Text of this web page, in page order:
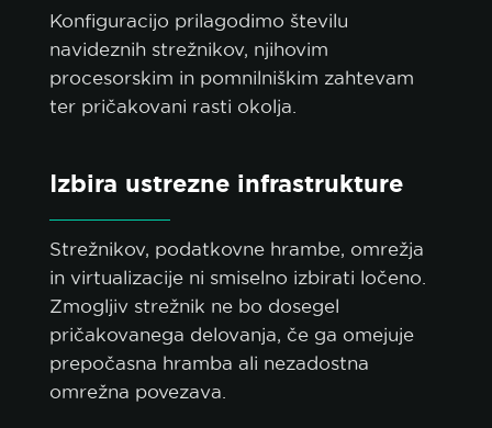
Konfiguracijo prilagodimo številu
navideznih strežnikov, njihovim
procesorskim in pomnilniškim zahtevam
ter pričakovani rasti okolja.
Izbira ustrezne infrastrukture
Strežnikov, podatkovne hrambe, omrežja
in virtualizacije ni smiselno izbirati ločeno.
Zmogljiv strežnik ne bo dosegel
pričakovanega delovanja, če ga omejuje
prepočasna hramba ali nezadostna
omrežna povezava.